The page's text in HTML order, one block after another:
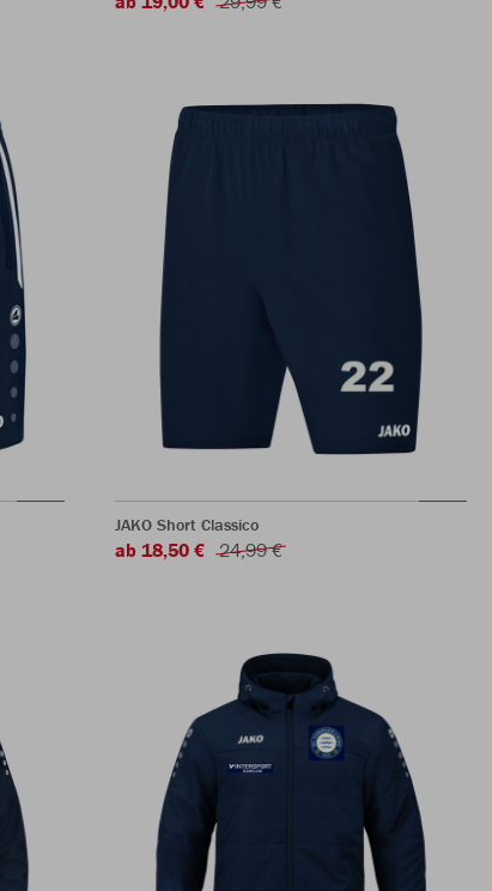
JAKO Short Classico
ab 18,50 € 24,99 €